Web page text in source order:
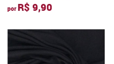
por R$ 9,90